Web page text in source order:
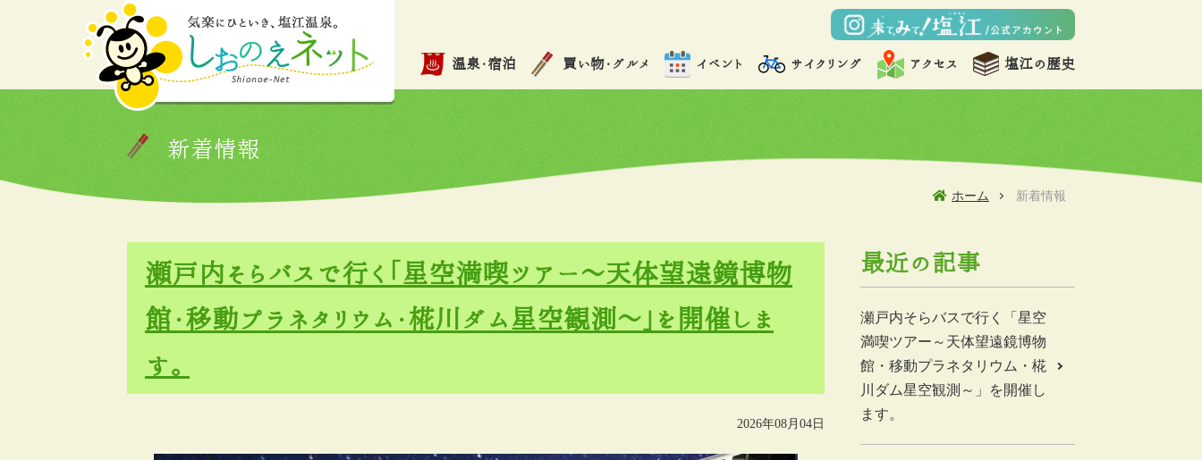
温泉・宿泊 買い物・グルメ イベント サイクリング アクセス 塩江の歴史
新着情報
ホーム 新着情報
瀬戸内そらバスで行く「星空満喫ツアー～天体望遠鏡博物
館・移動プラネタリウム・椛川ダム星空観測～」を開催しま
す。
2026年08月04日
最近の記事
瀬戸内そらバスで行く「星空
満喫ツアー～天体望遠鏡博物
館・移動プラネタリウム・椛
川ダム星空観測～」を開催し
ます。